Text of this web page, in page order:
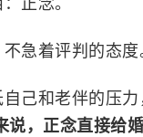
正念。
急着评判的态度
己和老伴的压
说，正念直接给